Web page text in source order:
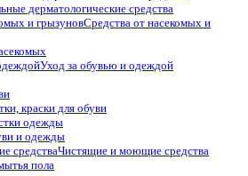
дерматологические средства
Средства от насекомых и
Уход за обувью и одеждой
краски для обуви
одежды
и одежды
Чистящие и моющие средства
пола